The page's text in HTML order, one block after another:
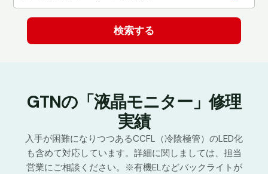
GTNの「液晶モニター」修理
実績
入手が困難になりつつあるCCFL（冷陰極管）のLED化
も含めて対応しています。詳細に関しましては、担当
営業にご相談ください。※有機ELなどバックライトが